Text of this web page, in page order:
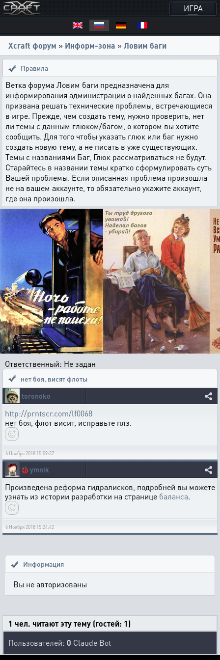
ИГРА
Xcraft форум » Информ-зона » Ловим баги
Правила
Ветка форума Ловим баги предназначена для
информирования администрации о найденных багах. Она
призвана решать технические проблемы, встречающиеся
в игре. Прежде, чем создать тему, нужно проверить, нет
ли темы с данным глюком/багом, о котором вы хотите
сообщить. Для того чтобы указать глюк или баг нужно
создать новую тему, а не писать в уже существующих.
Темы с названиями Баг, Глюк рассматриваться не будут.
Старайтесь в названии темы кратко сформулировать суть
Вашей проблемы. Если описанная проблема произошла
не на вашем аккаунте, то обязательно укажите аккаунт,
где она произошла.
Ответственный: Не задан
нет боя, висят флоты
toronoko
http://prntscr.com/lf0068
нет боя, флот висит, исправьте плз.
6 Ноября 2018 15:09:37
🐞 ymnik
Произведена реформа гидралисков, подробней вы можете
узнать из истории разработки на странице баланса.
6 Ноября 2018 15:24:42
Информация
Вы не авторизованы
1 чел. читают эту тему (гостей: 1)
Пользователей: 0 Claude Bot